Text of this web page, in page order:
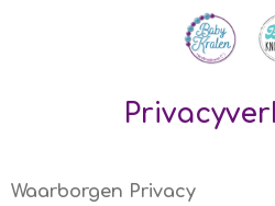
Waarborgen Privacy